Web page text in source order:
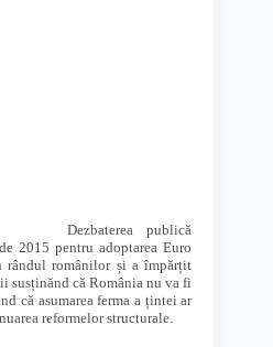
Dezbaterea publică
2015 pentru adoptarea Euro
rândul românilor și a împărțit
susținănd că România nu va fi
că asumarea ferma a țintei ar
reformelor structurale.